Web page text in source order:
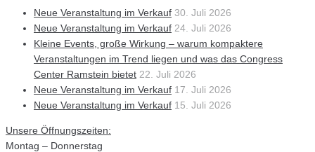
Neue Veranstaltung im Verkauf 30. Juli 2026
Neue Veranstaltung im Verkauf 24. Juli 2026
Kleine Events, große Wirkung – warum kompaktere
Veranstaltungen im Trend liegen und was das Congress
Center Ramstein bietet 22. Juli 2026
Neue Veranstaltung im Verkauf 17. Juli 2026
Neue Veranstaltung im Verkauf 15. Juli 2026
Unsere Öffnungszeiten:
Montag – Donnerstag